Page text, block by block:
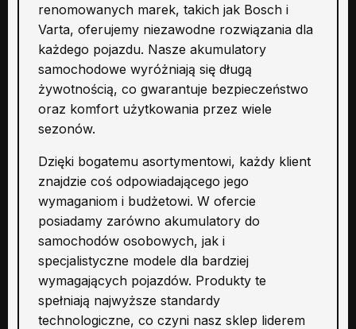
renomowanych marek, takich jak Bosch i
Varta, oferujemy niezawodne rozwiązania dla
każdego pojazdu. Nasze akumulatory
samochodowe wyróżniają się długą
żywotnością, co gwarantuje bezpieczeństwo
oraz komfort użytkowania przez wiele
sezonów.
Dzięki bogatemu asortymentowi, każdy klient
znajdzie coś odpowiadającego jego
wymaganiom i budżetowi. W ofercie
posiadamy zarówno akumulatory do
samochodów osobowych, jak i
specjalistyczne modele dla bardziej
wymagających pojazdów. Produkty te
spełniają najwyższe standardy
technologiczne, co czyni nasz sklep liderem